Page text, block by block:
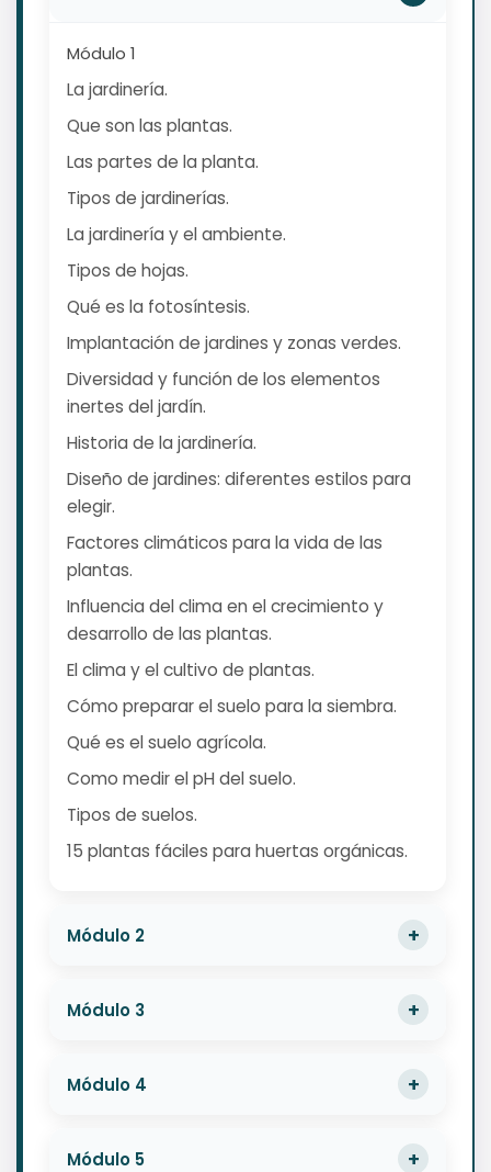
Módulo 1
La jardinería.
Que son las plantas.
Las partes de la planta.
Tipos de jardinerías.
La jardinería y el ambiente.
Tipos de hojas.
Qué es la fotosíntesis.
Implantación de jardines y zonas verdes.
Diversidad y función de los elementos
inertes del jardín.
Historia de la jardinería.
Diseño de jardines: diferentes estilos para
elegir.
Factores climáticos para la vida de las
plantas.
Influencia del clima en el crecimiento y
desarrollo de las plantas.
El clima y el cultivo de plantas.
Cómo preparar el suelo para la siembra.
Qué es el suelo agrícola.
Como medir el pH del suelo.
Tipos de suelos.
15 plantas fáciles para huertas orgánicas.
Módulo 2
Módulo 3
Módulo 4
Módulo 5